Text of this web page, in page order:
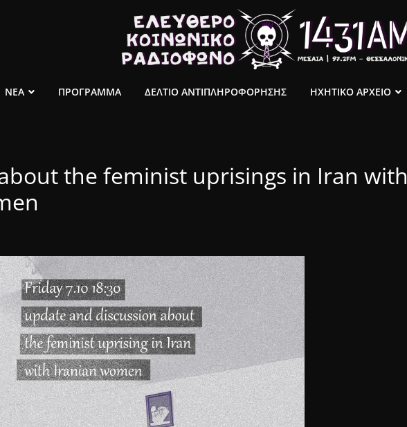
ΝΕΑ ΠΡΟΓΡΑΜΜΑ ΔΕΛΤΙΟ ΑΝΤΙΠΛΗΡΟΦΟΡΗΣΗΣ ΗΧΗΤΙΚΟ ΑΡΧΕΙΟ
the feminist uprisings in Iran with